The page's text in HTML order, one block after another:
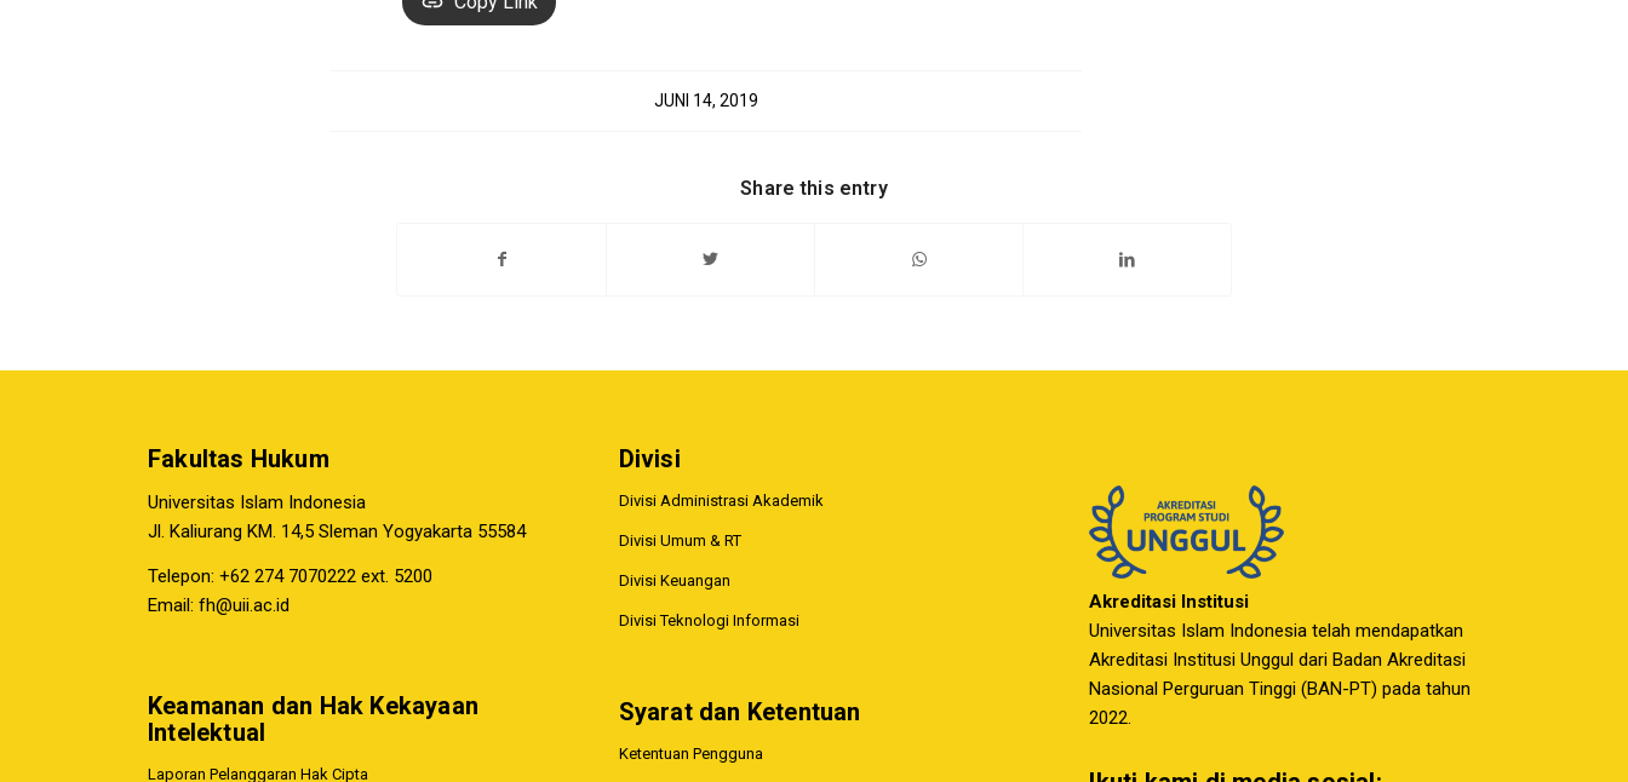
JUNI 14, 2019
Share this entry
Fakultas Hukum
Universitas Islam Indonesia
Jl. Kaliurang KM. 14,5 Sleman Yogyakarta 55584
Telepon: +62 274 7070222 ext. 5200
Email: fh@uii.ac.id
Keamanan dan Hak Kekayaan
Intelektual
Laporan Pelanggaran Hak Cipta
Divisi
Divisi Administrasi Akademik
Divisi Umum & RT
Divisi Keuangan
Divisi Teknologi Informasi
Syarat dan Ketentuan
Ketentuan Pengguna
Akreditasi Institusi
Universitas Islam Indonesia telah mendapatkan
Akreditasi Institusi Unggul dari Badan Akreditasi
Nasional Perguruan Tinggi (BAN-PT) pada tahun
2022.